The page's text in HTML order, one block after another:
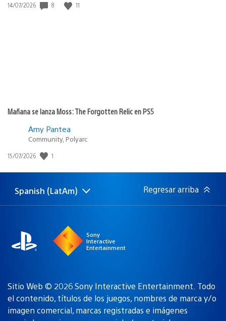
Fecha
14/07/2026 8 11
Mañana se lanza Moss: The Forgotten Relic en PS5
Amy Pantea
Community, Polyarc
Fecha
publicación:
15/07/2026 1
Elige
una
Región
actual:
Spanish (LatAm) Regresar arriba
Sony
Interactive
Entertainment
Sitio Web © 2026 Sony Interactive Entertainment. Todo
el contenido, títulos de los juegos, nombres de marca y/o
imagen comercial, marcas registradas e imágenes